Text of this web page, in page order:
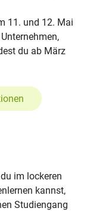
11. und 12. Mai
du ab März
im lockeren
kannst,
Studiengang